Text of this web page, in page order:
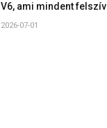
V6, ami mindent felszív
2026-07-01